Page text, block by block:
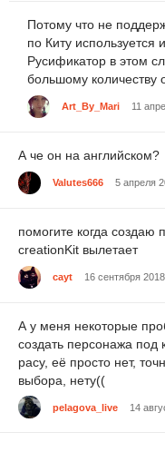
Потому что не
по Киту используется
Русификатор в этом
большому количеству
Art_By_Mari 11
А че он на английском?
Valutes666 5 апреля
помогите когда
creationKit вылетает
cayt 16 сентября
А у меня некоторые
создать персонажа под
расу, её просто нет,
выбора, нету((
pelagova_live 14